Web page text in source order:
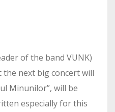
of the band VUNK)
next big concert will
Minunilor”, will be
especially for this